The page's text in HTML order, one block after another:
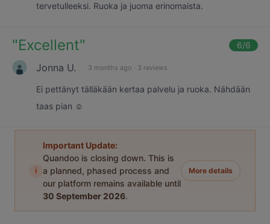
tervetulleeksi. Ruoka ja juoma erinomaista.
"Excellent" 6/6
Jonna U. 3 months ago · 3 reviews
Ei pettänyt tälläkään kertaa palvelu ja ruoka. Nähdään
taas pian ☺️
i
Important Update:
Quandoo is closing down. This is
a planned, phased process and
our platform remains available until
30 September 2026.
More details